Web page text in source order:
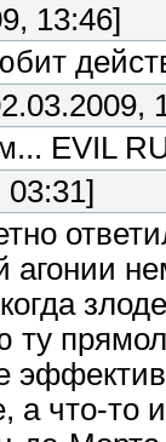
13:46]
EVIL
03:31]
ту
а что-то